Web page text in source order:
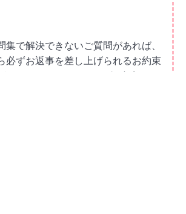
集で解決できないご質問があれば、
必ずお返事を差し上げられるお約束